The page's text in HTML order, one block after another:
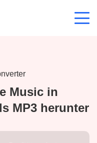
mehr
Music in
MP3 herunter